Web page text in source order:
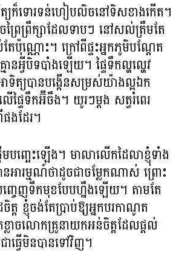
ត្យក៏ទោរទន់ហៀបលិចនៅទិសខាងកើត។
រៃព្រឹក្សាដែលទាបៗ នៅសល់ត្រឹមតែ
ប៉ុណ្ណោះ។ ក្រៅពីផ្ទះអ្នកភូមិបណ្តែត
នអ្វីបិទបាំងឡើយ។ ផ្ទៃទឹកល្ហល្ហេវ
អាទិត្យបានបង្កើនសម្រស់យ៉ាងល្អឯក
ផ្ទៃទឹកអ៊ីចឹង។ យូរៗម្តង សត្វរំពេរ
ងដែរ។
ញ្ឆេះឡើង។ មាលាលើកដៃលាខ្ញុំទាំង
អារម្មណ៍ថាដូចជាចម្លែកណាស់ ព្រោះ
ចេញទឹកមុខបែបហ្នឹងឡើយ។ តាមតែ
ត ខ្ញុំចង់តែប្រាប់ឱ្យអ្នកបរកាណូត
លាចលោកគ្រូនាយកអន់ចិត្តដែលផ្តល់
ាធ្វើមិនបានទៅវិញ។